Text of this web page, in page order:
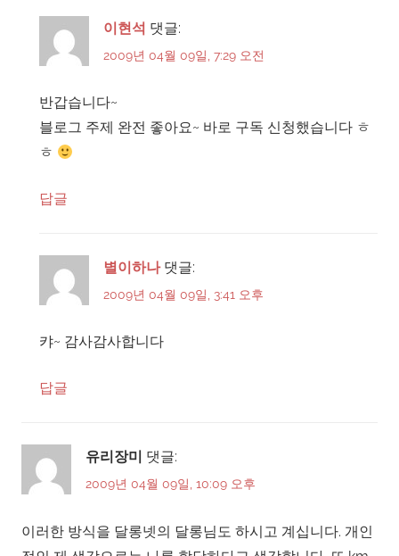
이현석 댓글:
2009년 04월 09일, 7:29 오전
반갑습니다~
블로그 주제 완전 좋아요~ 바로 구독 신청했습니다 ㅎ
ㅎ
답글
별이하나 댓글:
2009년 04월 09일, 3:41 오후
캬~ 감사감사합니다
답글
유리장미 댓글:
2009년 04월 09일, 10:09 오후
이러한 방식을 달롱넷의 달롱님도 하시고 계십니다. 개인